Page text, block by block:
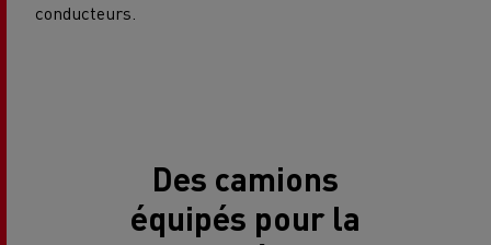
conducteurs.
Des camions
équipés pour la